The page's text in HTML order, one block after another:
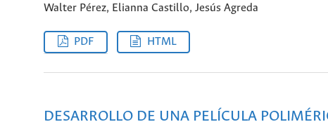
Walter Pérez, Elianna Castillo, Jesús Agreda
PDF HTML
DESARROLLO DE UNA PELÍCULA